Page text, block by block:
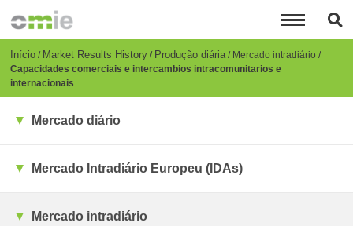
para
conteúdo
principal
Breadcrumb
Início Market Results History Produção diária Mercado intradiário
Capacidades comerciais e intercambios intracomunitarios e
internacionais
Mercado diário
Mercado Intradiário Europeu (IDAs)
Mercado intradiário